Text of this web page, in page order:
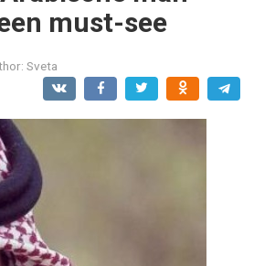
must-see
Sveta